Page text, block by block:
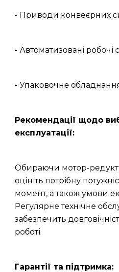
- Приводи конвеєрних
- Автоматизовані робочі
- Упаковочне
Рекомендації щодо
експлуатації:
Обираючи мотор-
оцініть потрібну
момент, а також умови
Регулярне технічне
забезпечить
роботі.
Гарантії та підтримка: